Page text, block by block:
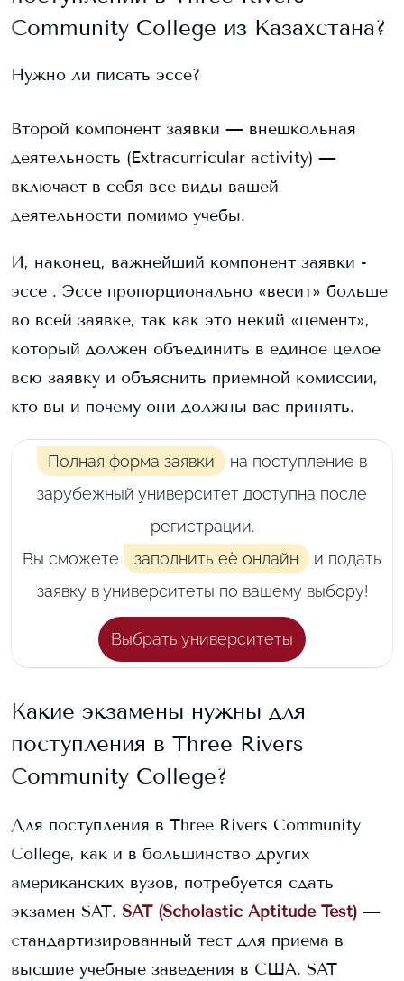
Community College из Казахстана?
Нужно ли писать эссе?
Второй компонент заявки — внешкольная
деятельность (Extracurricular activity) —
включает в себя все виды вашей
деятельности помимо учебы.
И, наконец, важнейший компонент заявки -
эссе . Эссе пропорционально «весит» больше
во всей заявке, так как это некий «цемент»,
который должен объединить в единое целое
всю заявку и объяснить приемной комиссии,
кто вы и почему они должны вас принять.
Полная форма заявки
на поступление в
зарубежный университет доступна после
регистрации.
Вы сможете
заполнить её онлайн
и подать
заявку в университеты по вашему выбору!
Выбрать университеты
Какие экзамены нужны для
поступления в Three Rivers
Community College?
Для поступления в Three Rivers Community
College, как и в большинство других
американских вузов, потребуется сдать
экзамен SAT. SAT (Scholastic Aptitude Test) —
стандартизированный тест для приема в
высшие учебные заведения в США. SAT